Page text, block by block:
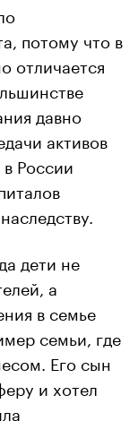
потому что в
отличается
давно
активов
России
дети не
а
в семье
семьи, где
Его сын
и хотел